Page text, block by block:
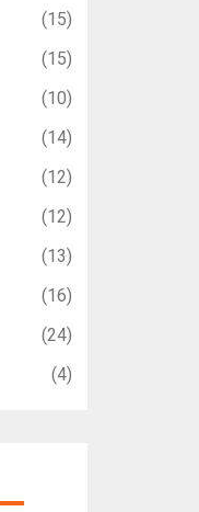
(15)
(15)
(10)
(14)
(12)
(12)
(13)
(16)
(24)
(4)